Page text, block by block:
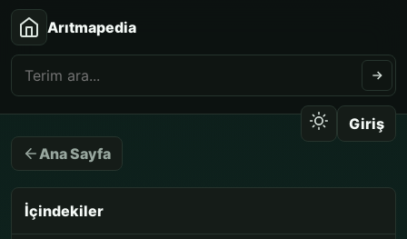
Arıtmapedia
Giriş
Ana Sayfa
İçindekiler